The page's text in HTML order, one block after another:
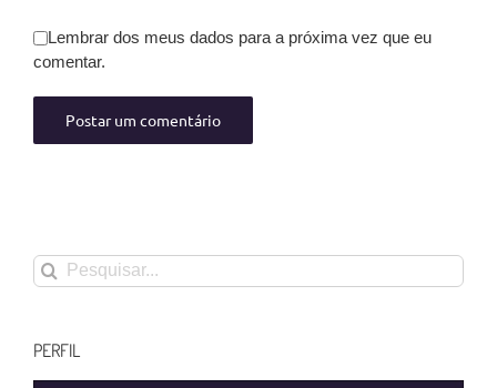
Lembrar dos meus dados para a próxima vez que eu
comentar.
Buscar
resultados
PERFIL